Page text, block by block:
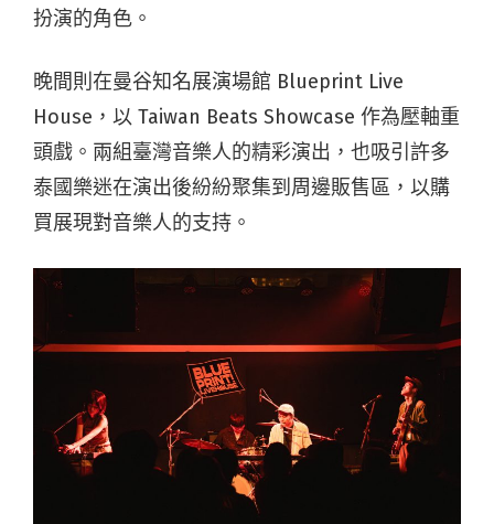
扮演的角色。
晚間則在曼谷知名展演場館 Blueprint Live
House，以 Taiwan Beats Showcase 作為壓軸重
頭戲。兩組臺灣音樂人的精彩演出，也吸引許多
泰國樂迷在演出後紛紛聚集到周邊販售區，以購
買展現對音樂人的支持。